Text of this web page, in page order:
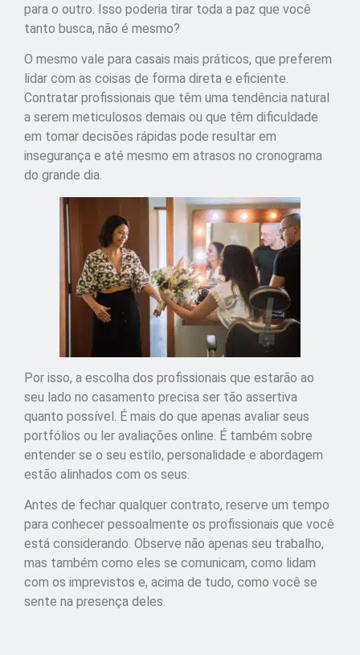
para o outro. Isso poderia tirar toda a paz que você
tanto busca, não é mesmo?
O mesmo vale para casais mais práticos, que preferem
lidar com as coisas de forma direta e eficiente.
Contratar profissionais que têm uma tendência natural
a serem meticulosos demais ou que têm dificuldade
em tomar decisões rápidas pode resultar em
insegurança e até mesmo em atrasos no cronograma
do grande dia.
Por isso, a escolha dos profissionais que estarão ao
seu lado no casamento precisa ser tão assertiva
quanto possível. É mais do que apenas avaliar seus
portfólios ou ler avaliações online. É também sobre
entender se o seu estilo, personalidade e abordagem
estão alinhados com os seus.
Antes de fechar qualquer contrato, reserve um tempo
para conhecer pessoalmente os profissionais que você
está considerando. Observe não apenas seu trabalho,
mas também como eles se comunicam, como lidam
com os imprevistos e, acima de tudo, como você se
sente na presença deles.